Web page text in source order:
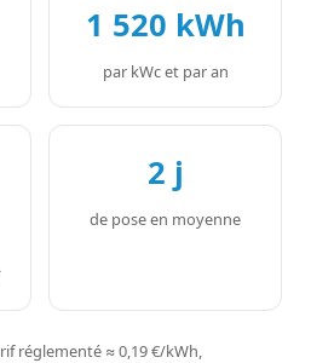
1 520 kWh
par kWc et par an
2 j
de pose en moyenne
réglementé ≈ 0,19 €/kWh,